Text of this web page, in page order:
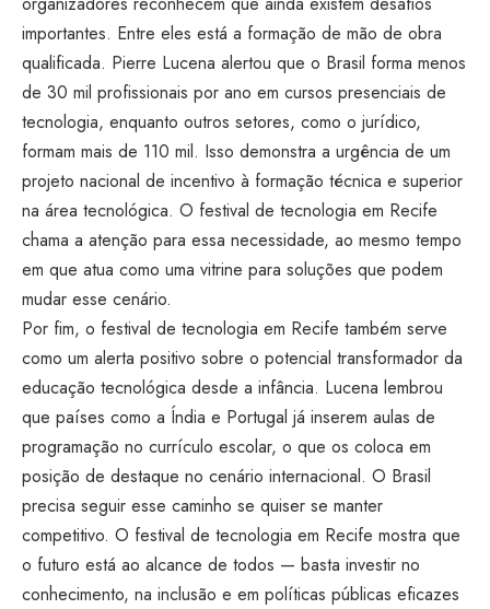
importantes. Entre eles está a formação de mão de obra
qualificada. Pierre Lucena alertou que o Brasil forma menos
de 30 mil profissionais por ano em cursos presenciais de
tecnologia, enquanto outros setores, como o jurídico,
formam mais de 110 mil. Isso demonstra a urgência de um
projeto nacional de incentivo à formação técnica e superior
na área tecnológica. O festival de tecnologia em Recife
chama a atenção para essa necessidade, ao mesmo tempo
em que atua como uma vitrine para soluções que podem
mudar esse cenário.
Por fim, o festival de tecnologia em Recife também serve
como um alerta positivo sobre o potencial transformador da
educação tecnológica desde a infância. Lucena lembrou
que países como a Índia e Portugal já inserem aulas de
programação no currículo escolar, o que os coloca em
posição de destaque no cenário internacional. O Brasil
precisa seguir esse caminho se quiser se manter
competitivo. O festival de tecnologia em Recife mostra que
o futuro está ao alcance de todos — basta investir no
conhecimento, na inclusão e em políticas públicas eficazes